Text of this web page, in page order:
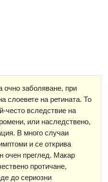
очно заболяване, при
слоевете на ретината. То
често вследствие на
или наследствено,
В много случаи
и се открива
очен преглед. Макар
протичане,
до сериозни